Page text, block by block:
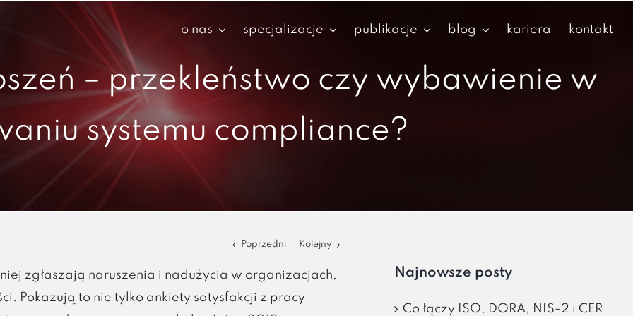
o nas specjalizacje publikacje blog kariera kontakt
– przekleństwo czy wybawienie w
systemu compliance?
Poprzedni Kolejny
zgłaszają naruszenia i nadużycia w organizacjach,
Pokazują to nie tylko ankiety satysfakcji z pracy
Najnowsze posty
Co łączy ISO, DORA, NIS-2 i CER